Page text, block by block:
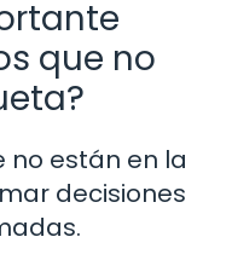
que no
no están en la
decisiones